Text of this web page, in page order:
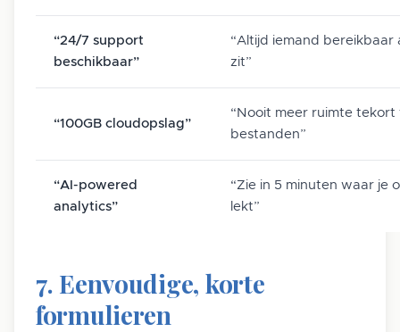
“24/7 support
beschikbaar”
“Altijd iemand bereikbaar
zit”
“100GB cloudopslag”
“Nooit meer ruimte tekort
bestanden”
“AI-powered
analytics”
“Zie in 5 minuten waar je
lekt”
7. Eenvoudige, korte
formulieren